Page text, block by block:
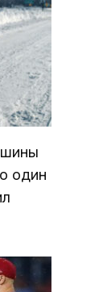
шины
один